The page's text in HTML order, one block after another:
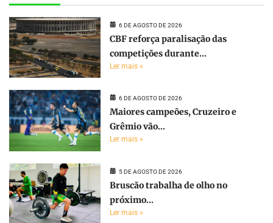
6 DE AGOSTO DE 2026
CBF reforça paralisação das
competições durante...
Ler mais »
6 DE AGOSTO DE 2026
Maiores campeões, Cruzeiro e
Grêmio vão...
Ler mais »
5 DE AGOSTO DE 2026
Bruscão trabalha de olho no
próximo...
Ler mais »